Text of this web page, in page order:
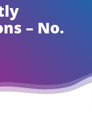
– No.